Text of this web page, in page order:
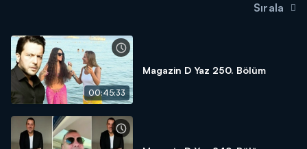
Sırala
00:45:33
Magazin D Yaz 250. Bölüm